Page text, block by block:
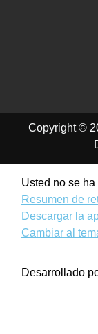
Copyright ©
Usted no se
Resumen de
Descargar la
Cambiar al
Desarrollado